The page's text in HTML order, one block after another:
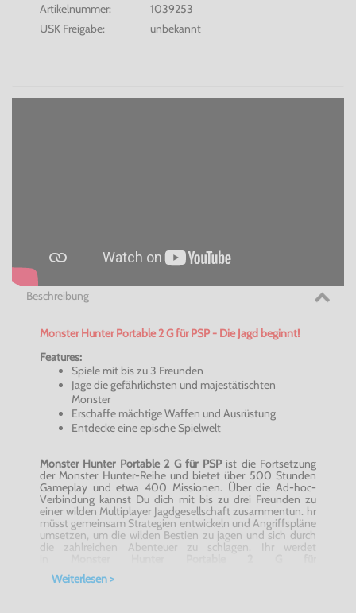
Artikelnummer:
1039253
USK Freigabe:
unbekannt
Beschreibung
Monster Hunter Portable 2 G für PSP - Die Jagd beginnt!
Features:
Spiele mit bis zu 3 Freunden
Jage die gefährlichsten und majestätischten
Monster
Erschaffe mächtige Waffen und Ausrüstung
Entdecke eine epische Spielwelt
Monster Hunter Portable 2 G für PSP ist die Fortsetzung
der Monster Hunter-Reihe und bietet über 500 Stunden
Gameplay und etwa 400 Missionen. Über die Ad-hoc-
Verbindung kannst Du dich mit bis zu drei Freunden zu
einer wilden Multiplayer Jagdgesellschaft zusammentun. hr
müsst gemeinsam Strategien entwickeln und Angriffspläne
umsetzen, um die wilden Bestien zu jagen und sich durch
die zahlreichen Abenteuer zu schlagen. Ihr werdet
PSP Kampfkünste belohnt und müsst erfahrenere Jäger
aufsuchen, um euch mit ihnen zu verbünden und von
Weiterlesen >